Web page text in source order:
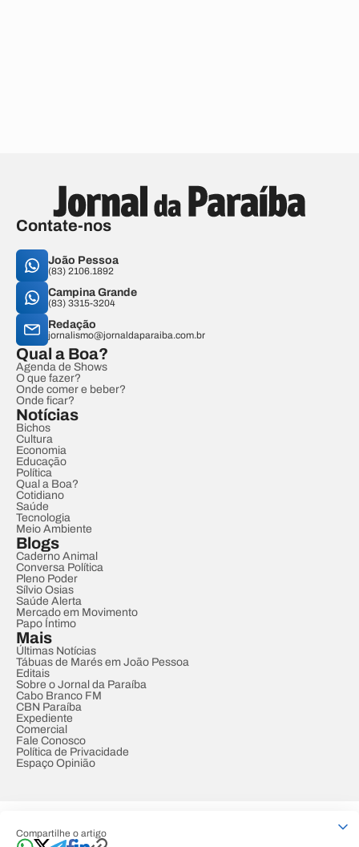
Compartilhe o artigo
Contate-nos
João Pessoa
(83) 2106.1892
Campina Grande
(83) 3315-3204
Redação
jornalismo@jornaldaparaiba.com.br
Qual a Boa?
Agenda de Shows
O que fazer?
Onde comer e beber?
Onde ficar?
Notícias
Bichos
Cultura
Economia
Educação
Política
Qual a Boa?
Cotidiano
Saúde
Tecnologia
Meio Ambiente
Blogs
Caderno Animal
Conversa Política
Pleno Poder
Sílvio Osias
Saúde Alerta
Mercado em Movimento
Papo Íntimo
Mais
Últimas Notícias
Tábuas de Marés em João Pessoa
Editais
Sobre o Jornal da Paraíba
Cabo Branco FM
CBN Paraíba
Expediente
Comercial
Fale Conosco
Política de Privacidade
Espaço Opinião